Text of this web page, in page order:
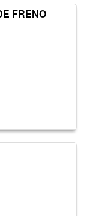
FRENO